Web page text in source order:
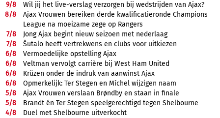
9/8
Wil jij het live-verslag verzorgen bij wedstrijden van Ajax?
8/8
Ajax Vrouwen bereiken derde kwalificatieronde Champions
League na moeizame zege op Rangers
7/8
Jong Ajax begint nieuw seizoen met nederlaag
7/8
Šutalo heeft vertrekwens en clubs voor uitkiezen
6/8
Vermoedelijke opstelling Ajax
6/8
Veltman vervolgt carrière bij West Ham United
6/8
Krüzen onder de indruk van aanwinst Ajax
6/8
Opmerkelijk: Ter Stegen en Míchel wijzigen naam
5/8
Ajax Vrouwen verslaan Brøndby en staan in finale
5/8
Brandt én Ter Stegen speelgerechtigd tegen Shelbourne
4/8
Duel met Shelbourne uitverkocht